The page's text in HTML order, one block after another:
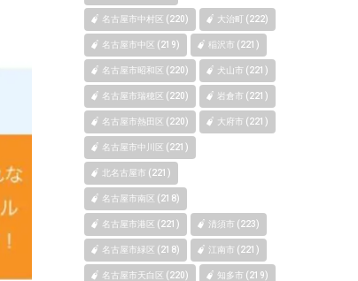
名古屋市中村区 (220) 大治町 (222)
名古屋市中区 (219) 稲沢市 (221)
名古屋市昭和区 (220) 犬山市 (221)
名古屋市瑞穂区 (220) 岩倉市 (221)
名古屋市熱田区 (220) 大府市 (221)
名古屋市中川区 (221)
北名古屋市 (221)
名古屋市南区 (218)
名古屋市港区 (221) 清須市 (223)
名古屋市緑区 (218) 江南市 (221)
名古屋市天白区 (220) 知多市 (219)